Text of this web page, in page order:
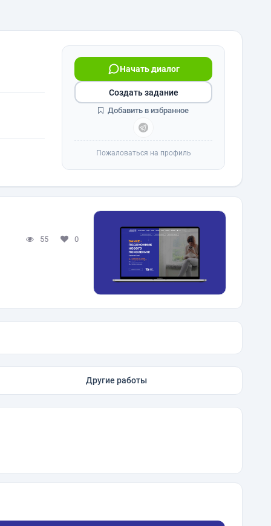
Начать диалог
Создать задание
Добавить в избранное
Пожаловаться на профиль
55 0
Другие работы